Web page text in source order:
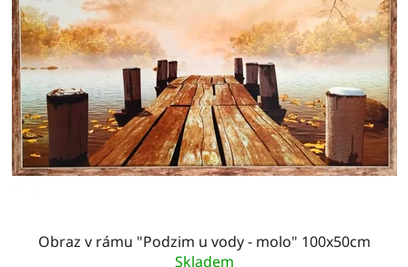
Obraz v rámu "Podzim u vody - molo" 100x50cm
Skladem